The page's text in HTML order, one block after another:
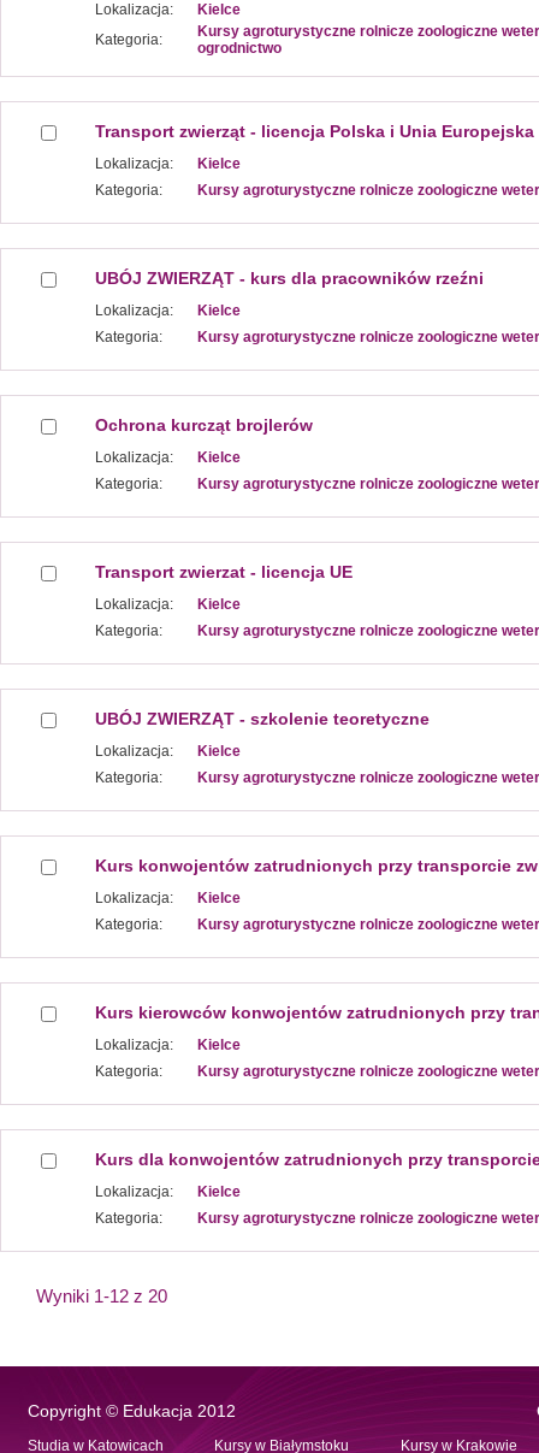
Lokalizacja:
Kielce
Kategoria:
Kursy agroturystyczne rolnicze zoologiczne
ogrodnictwo
Transport zwierząt - licencja Polska i Unia Europejska
Lokalizacja:
Kielce
Kategoria:
Kursy agroturystyczne rolnicze zoologiczne
UBÓJ ZWIERZĄT - kurs dla pracowników rzeźni
Lokalizacja:
Kielce
Kategoria:
Kursy agroturystyczne rolnicze zoologiczne
Ochrona kurcząt brojlerów
Lokalizacja:
Kielce
Kategoria:
Kursy agroturystyczne rolnicze zoologiczne
Transport zwierzat - licencja UE
Lokalizacja:
Kielce
Kategoria:
Kursy agroturystyczne rolnicze zoologiczne
UBÓJ ZWIERZĄT - szkolenie teoretyczne
Lokalizacja:
Kielce
Kategoria:
Kursy agroturystyczne rolnicze zoologiczne
Kurs konwojentów zatrudnionych przy transporcie
Lokalizacja:
Kielce
Kategoria:
Kursy agroturystyczne rolnicze zoologiczne
Kurs kierowców konwojentów zatrudnionych przy
Lokalizacja:
Kielce
Kategoria:
Kursy agroturystyczne rolnicze zoologiczne
Kurs dla konwojentów zatrudnionych przy
Lokalizacja:
Kielce
Kategoria:
Kursy agroturystyczne rolnicze zoologiczne
Wyniki 1-12 z 20
Copyright © Edukacja 2012
Studia w Katowicach Kursy w Białymstoku Kursy w Krakowie